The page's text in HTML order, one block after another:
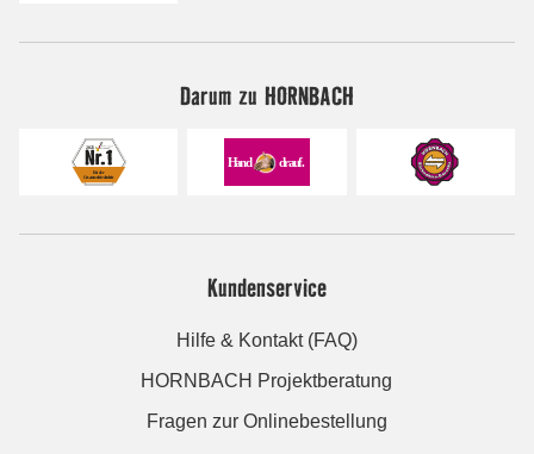
Darum zu HORNBACH
Kundenservice
Hilfe & Kontakt (FAQ)
HORNBACH Projektberatung
Fragen zur Onlinebestellung